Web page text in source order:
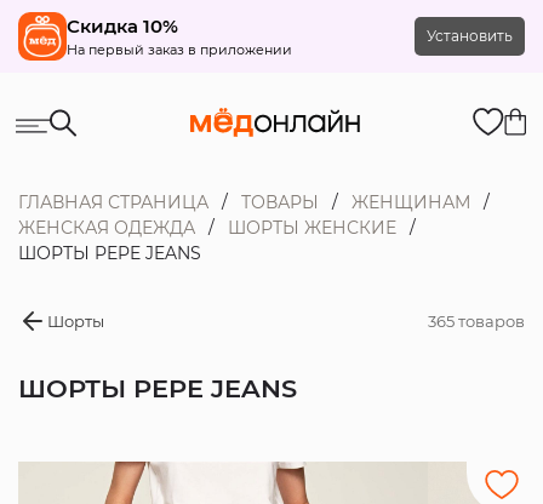
Скидка 10%
На первый заказ в приложении
Установить
ГЛАВНАЯ СТРАНИЦА ТОВАРЫ
ЖЕНЩИНАМ
ЖЕНСКАЯ ОДЕЖДА
ШОРТЫ ЖЕНСКИЕ
ШОРТЫ PEPE JEANS
Шорты 365 товаров
ШОРТЫ PEPE JEANS